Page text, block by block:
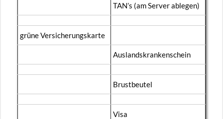
TAN’s (am Ser­ver ab­le­gen)
grüne Ver­si­che­rungs­kar­te
Aus­lands­kran­ken­schein
Brust­beu­tel
Visa